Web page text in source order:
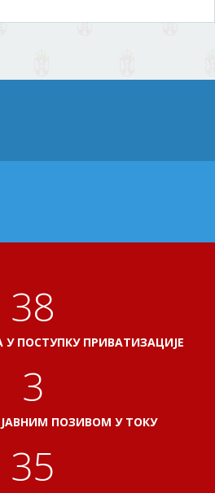
41
У ПОСТУПКУ ПРИВАТИЗАЦИЈЕ
3
ПОЗИВОМ У ТОКУ
38